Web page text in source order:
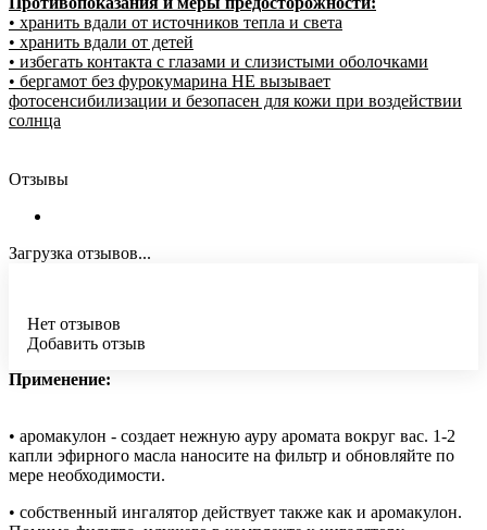
• хранить вдали от источников тепла и света
• хранить вдали от детей
• избегать контакта с глазами и слизистыми оболочками
• бергамот без фурокумарина НЕ вызывает
фотосенсибилизации и безопасен для кожи при воздействии
солнца
Отзывы
Загрузка отзывов...
Нет отзывов
Добавить отзыв
Применение:
• аромакулон - создает нежную ауру аромата вокруг вас. 1-2
капли эфирного масла наносите на фильтр и обновляйте по
мере необходимости.
• собственный ингалятор действует также как и аромакулон.